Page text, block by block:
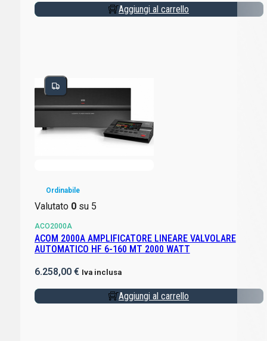
Aggiungi al carrello
Ordinabile
Valutato 0su 5
ACO2000A
ACOM 2000A AMPLIFICATORE LINEARE VALVOLARE
AUTOMATICO HF 6-160 MT 2000 WATT
6.258,00 € Iva inclusa
Aggiungi al carrello